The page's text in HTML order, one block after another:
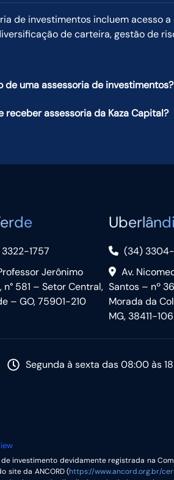
de investimentos incluem acesso
de carteira, gestão de
uma assessoria de investimentos?
receber assessoria da Kaza Capital?
1757
Jerônimo
n° 581 – Setor Central,
– GO, 75901-210
(34)
Av.
Santos – nº
Morada da
MG, 38411-106
Segunda à sexta das 08:00 às
de investimento devidamente registrada na
site da ANCORD (https://www.ancord.org.br/